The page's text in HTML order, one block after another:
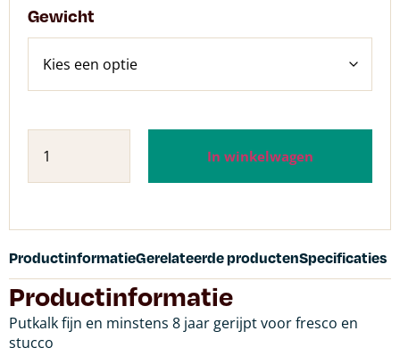
Gewicht
In winkelwagen
ProductinformatieGerelateerde productenSpecificaties
Productinformatie
Putkalk fijn en minstens 8 jaar gerijpt voor fresco en
stucco